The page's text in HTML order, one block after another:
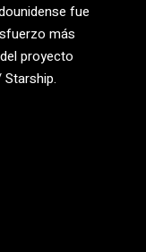
fue
más
proyecto